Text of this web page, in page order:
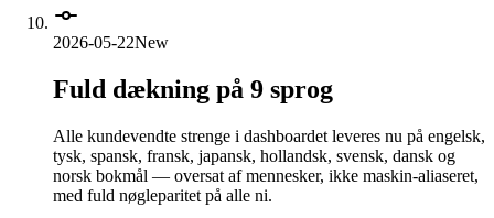
2026-05-22New
Fuld dækning på 9 sprog
Alle kundevendte strenge i dashboardet leveres nu på engelsk,
tysk, spansk, fransk, japansk, hollandsk, svensk, dansk og
norsk bokmål — oversat af mennesker, ikke maskin-aliaseret,
med fuld nøgleparitet på alle ni.